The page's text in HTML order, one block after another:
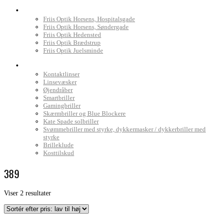
Friis Optik Horsens, Hospitalsgade
Friis Optik Horsens, Søndergade
Friis Optik Hedensted
Friis Optik Brædstrup
Friis Optik Juelsminde
Kontaktlinser
Linsevæsker
Øjendråber
Smartbriller
Gamingbriller
Skærmbriller og Blue Blockere
Kate Spade solbriller
Svømmebriller med styrke, dykkermasker / dykkerbriller med
styrke
Brilleklude
Kosttilskud
389
Viser 2 resultaterSorteret
pris: